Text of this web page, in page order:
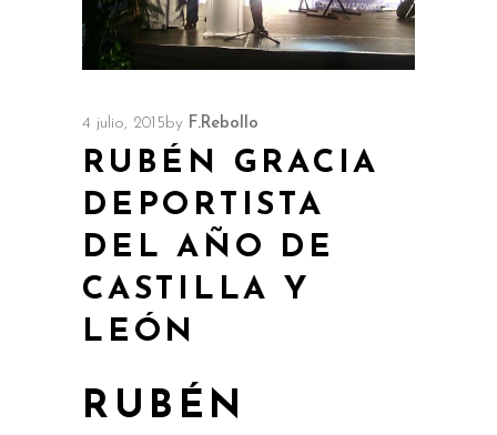
4 julio, 2015by F.Rebollo
RUBÉN GRACIA
DEPORTISTA
DEL AÑO DE
CASTILLA Y
LEÓN
RUBÉN